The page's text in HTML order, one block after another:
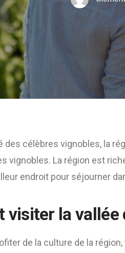
des célèbres vignobles, la
vignobles. La région est
endroit pour séjourner
visiter la vallée
de la culture de la